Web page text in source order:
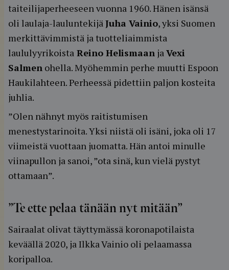
taiteilijaperheeseen vuonna 1960. Hänen isänsä
oli laulaja-lauluntekijäJuha Vainio, yksi Suomen
merkittävimmistä ja tuotteliaimmista
laululyyrikoista Reino Helismaan jaVexi
Salmen ohella. Myöhemmin perhe muutti Espoon
Haukilahteen. Perheessä pidettiin paljon kosteita
juhlia.
”Olen nähnyt myös raitistumisen
menestystarinoita. Yksi niistä oli isäni, joka oli 17
viimeistä vuottaan juomatta. Hän antoi minulle
viinapullon ja sanoi, ”ota sinä, kun vielä pystyt
ottamaan”.
”Te ette pelaa tänään nyt mitään”
Sairaalat olivat täyttymässä koronapotilaista
keväällä 2020, ja Ilkka Vainio oli pelaamassa
koripalloa.